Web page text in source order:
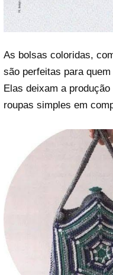
As bolsas coloridas,
são perfeitas para
Elas deixam a
roupas simples em